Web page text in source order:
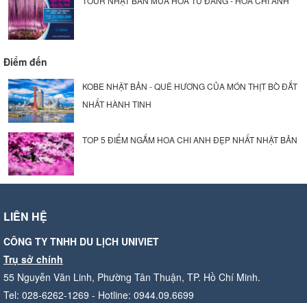
Điểm đến
KOBE NHẬT BẢN - QUÊ HƯƠNG CỦA MÓN THỊT BÒ ĐẮT
NHẤT HÀNH TINH
TOP 5 ĐIỂM NGẮM HOA CHI ANH ĐẸP NHẤT NHẬT BẢN
LIÊN HỆ
CÔNG TY TNHH DU LỊCH UNIVIET
Trụ sở chính
55 Nguyễn Văn Linh, Phường Tân Thuận, TP. Hồ Chí Minh.
Tel: 028-6262-1269 - Hotline: 0944.09.6699